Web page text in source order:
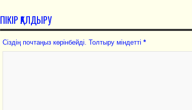
ПІКІР ҚАЛДЫРУ
Сіздің почтаңыз көрінбейді. Толтыру міндетті *